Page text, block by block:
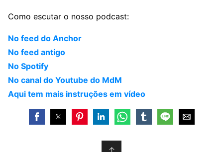
Como escutar o nosso podcast:
No feed do Anchor
No feed antigo
No Spotify
No canal do Youtube do MdM
Aqui tem mais instruções em vídeo
↑